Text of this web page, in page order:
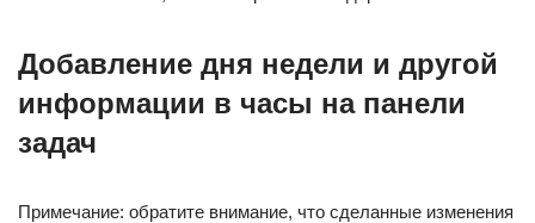
Добавление дня недели и другой
информации в часы на панели
задач
Примечание: обратите внимание, что сделанные изменения